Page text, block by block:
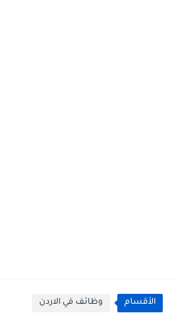
الأقسام وظائف في الاردن